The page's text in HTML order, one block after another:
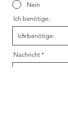
Nein
Ich benötige:
Nachricht